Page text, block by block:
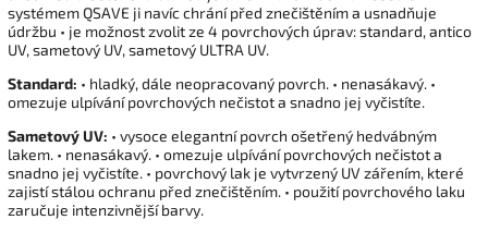
systémem QSAVE ji navíc chrání před znečištěním a usnadňuje
údržbu • je možnost zvolit ze 4 povrchových úprav: standard, antico
UV, sametový UV, sametový ULTRA UV.
Standard: • hladký, dále neopracovaný povrch. • nenasákavý. •
omezuje ulpívání povrchových nečistot a snadno jej vyčistíte.
Sametový UV: • vysoce elegantní povrch ošetřený hedvábným
lakem. • nenasákavý. • omezuje ulpívání povrchových nečistot a
snadno jej vyčistíte. • povrchový lak je vytvrzený UV zářením, které
zajistí stálou ochranu před znečištěním. • použití povrchového laku
zaručuje intenzivnější barvy.